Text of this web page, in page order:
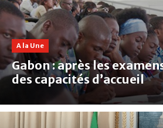
A la Une
Gabon : après les
des capacités d’accueil